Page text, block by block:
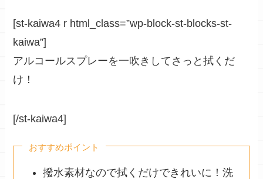
[st-kaiwa4 r html_class=”wp-block-st-blocks-st-
kaiwa”]
アルコールスプレーを一吹きしてさっと拭くだ
け！
[/st-kaiwa4]
おすすめポイント
撥水素材なので拭くだけできれいに！洗